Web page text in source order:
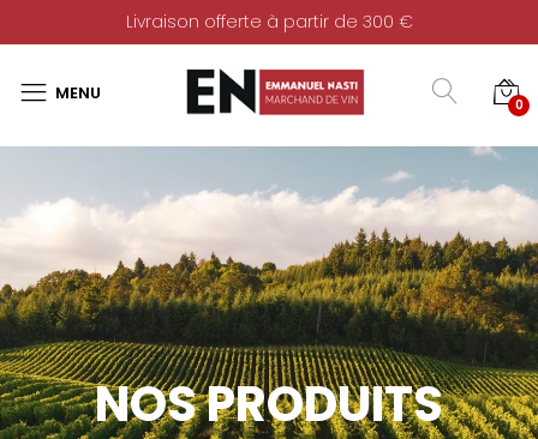
Livraison offerte à partir de 300 €
0
NOS PRODUITS